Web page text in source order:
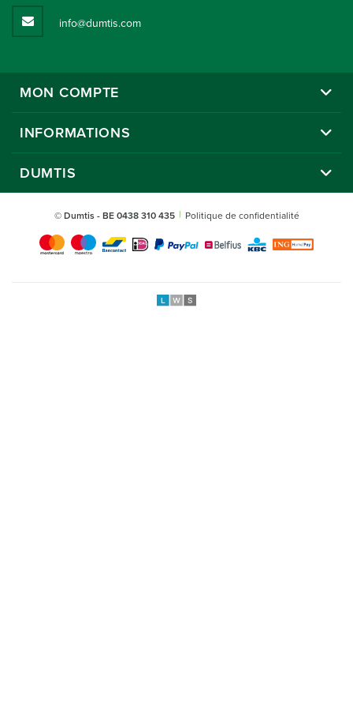
info@dumtis.com
MON COMPTE
INFORMATIONS
DUMTIS
© Dumtis- BE 0438 310 435 Politique de confidentialité